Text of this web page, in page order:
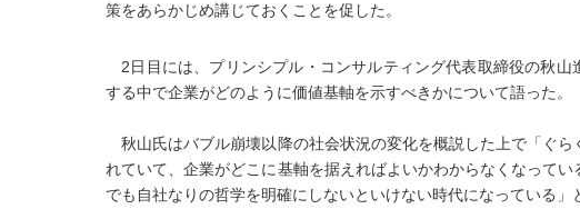
策をあらかじめ講じておくことを促した。
2日目には、プリンシプル・コンサルティング代表取締役の秋山
する中で企業がどのように価値基軸を示すべきかについて語った。
秋山氏はバブル崩壊以降の社会状況の変化を概説した上で「ぐら
れていて、企業がどこに基軸を据えればよいかわからなくなって
でも自社なりの哲学を明確にしないといけない時代になっている」